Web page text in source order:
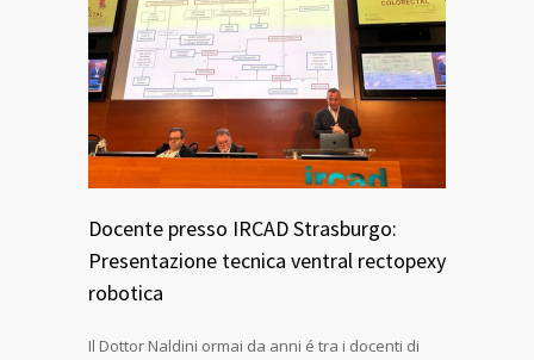
Docente presso IRCAD Strasburgo:
Presentazione tecnica ventral rectopexy
robotica
Il Dottor Naldini ormai da anni é tra i docenti di